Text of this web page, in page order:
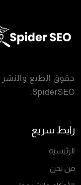
حقوق الطبع والنشر © 2022 جميع الحقوق
SpiderSEO
رابط سريع
الرئيسيه
من نحن